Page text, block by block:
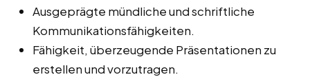
Ausgeprägte mündliche und schriftliche
Kommunikationsfähigkeiten.
Fähigkeit, überzeugende Präsentationen zu
erstellen und vorzutragen.